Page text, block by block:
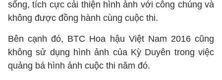
sống, tích cực cải thiện hình ảnh với công chúng và
không được đồng hành cùng cuộc thi.
Bên cạnh đó, BTC Hoa hậu Việt Nam 2016 cũng
không sử dụng hình ảnh của Kỳ Duyên trong việc
quảng bá hình ảnh cuộc thi năm đó.